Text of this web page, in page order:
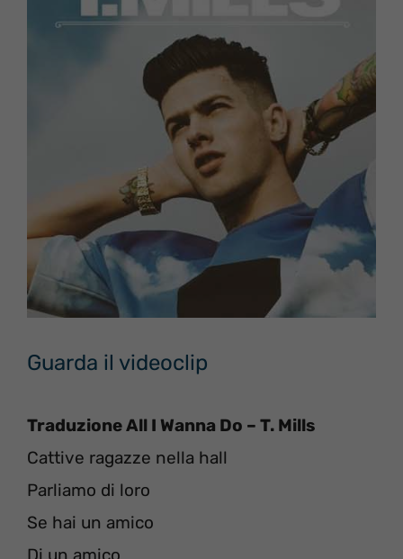
Guarda il videoclip
Traduzione All I Wanna Do – T. Mills
Cattive ragazze nella hall
Parliamo di loro
Se hai un amico